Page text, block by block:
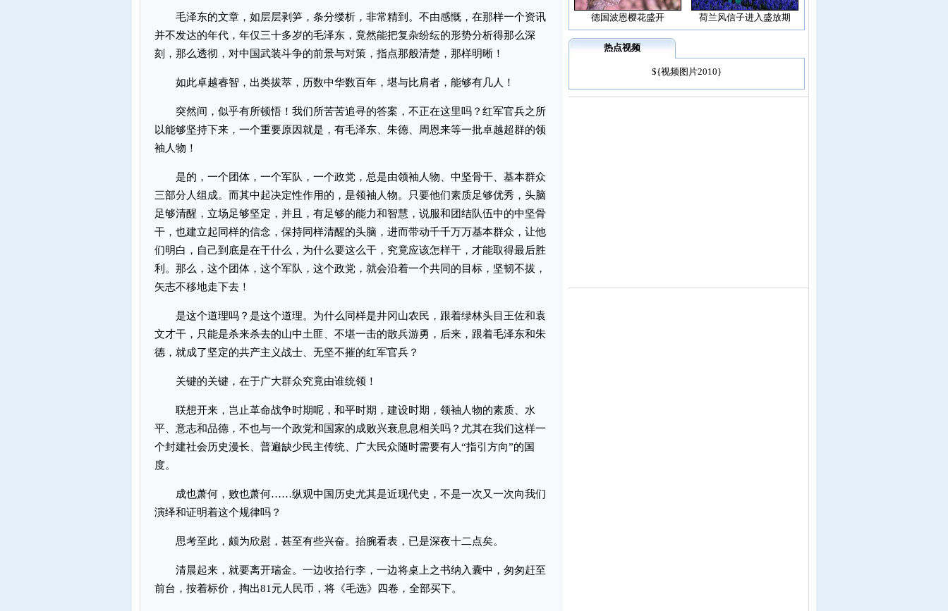
毛泽东的文章，如层层剥笋，条分缕析，非常精到。不由感慨，在那样一个资讯
并不发达的年代，年仅三十多岁的毛泽东，竟然能把复杂纷纭的形势分析得那么深
刻，那么透彻，对中国武装斗争的前景与对策，指点那般清楚，那样明晰！
如此卓越睿智，出类拔萃，历数中华数百年，堪与比肩者，能够有几人！
突然间，似乎有所顿悟！我们所苦苦追寻的答案，不正在这里吗？红军官兵之所
以能够坚持下来，一个重要原因就是，有毛泽东、朱德、周恩来等一批卓越超群的领
袖人物！
是的，一个团体，一个军队，一个政党，总是由领袖人物、中坚骨干、基本群众
三部分人组成。而其中起决定性作用的，是领袖人物。只要他们素质足够优秀，头脑
足够清醒，立场足够坚定，并且，有足够的能力和智慧，说服和团结队伍中的中坚骨
干，也建立起同样的信念，保持同样清醒的头脑，进而带动千千万万基本群众，让他
们明白，自己到底是在干什么，为什么要这么干，究竟应该怎样干，才能取得最后胜
利。那么，这个团体，这个军队，这个政党，就会沿着一个共同的目标，坚韧不拔，
矢志不移地走下去！
是这个道理吗？是这个道理。为什么同样是井冈山农民，跟着绿林头目王佐和袁
文才干，只能是杀来杀去的山中土匪、不堪一击的散兵游勇，后来，跟着毛泽东和朱
德，就成了坚定的共产主义战士、无坚不摧的红军官兵？
关键的关键，在于广大群众究竟由谁统领！
联想开来，岂止革命战争时期呢，和平时期，建设时期，领袖人物的素质、水
平、意志和品德，不也与一个政党和国家的成败兴衰息息相关吗？尤其在我们这样一
个封建社会历史漫长、普遍缺少民主传统、广大民众随时需要有人“指引方向”的国
度。
成也萧何，败也萧何……纵观中国历史尤其是近现代史，不是一次又一次向我们
演绎和证明着这个规律吗？
思考至此，颇为欣慰，甚至有些兴奋。抬腕看表，已是深夜十二点矣。
清晨起来，就要离开瑞金。一边收拾行李，一边将桌上之书纳入囊中，匆匆赶至
前台，按着标价，掏出81元人民币，将《毛选》四卷，全部买下。
德国波恩樱花盛开 荷兰风信子进入盛放期
热点视频
${视频图片2010}